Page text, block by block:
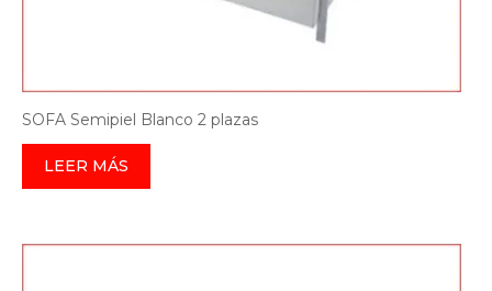
SOFA Semipiel Blanco 2 plazas
LEER MÁS